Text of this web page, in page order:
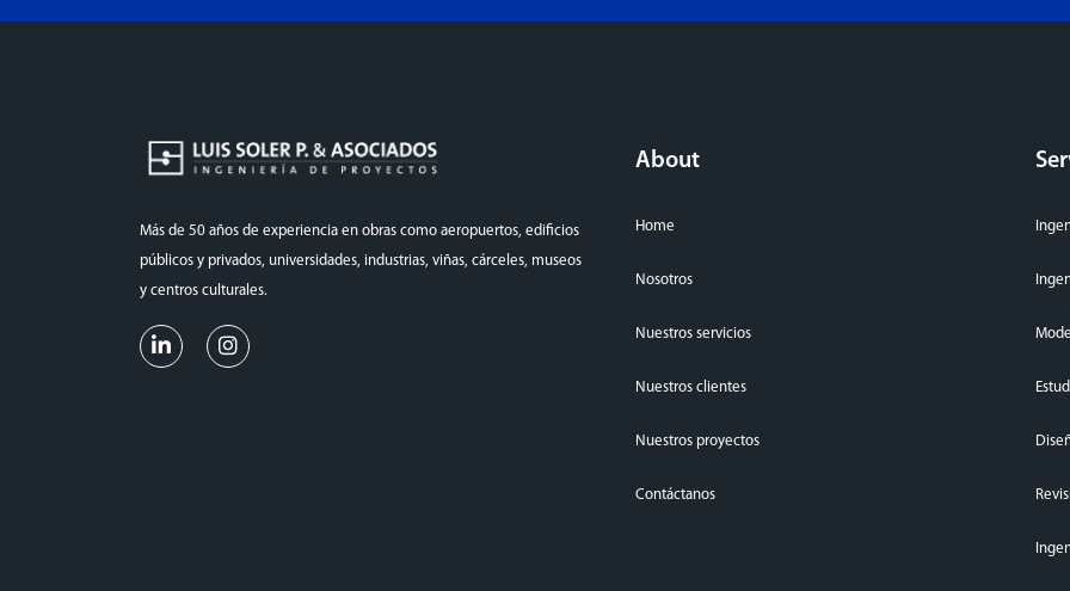
Más de 50 años de experiencia en obras como aeropuertos, edificios
públicos y privados, universidades, industrias, viñas, cárceles, museos
y centros culturales.
About
Home
Nosotros
Nuestros servicios
Nuestros clientes
Nuestros proyectos
Contáctanos